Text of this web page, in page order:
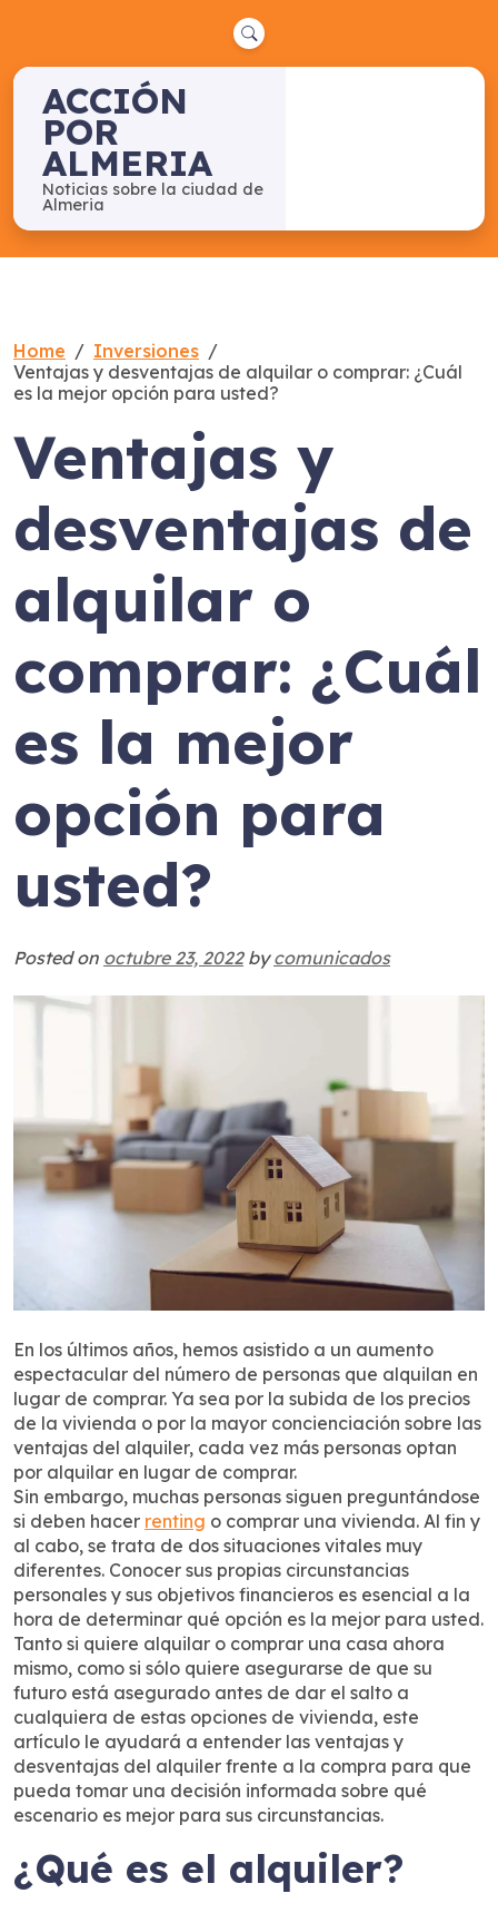
ACCIÓN
POR
ALMERIA
Noticias sobre la ciudad de
Almeria
Home
Inversiones
Ventajas y desventajas de alquilar o comprar: ¿Cuál
es la mejor opción para usted?
Ventajas y
desventajas de
alquilar o
comprar: ¿Cuál
es la mejor
opción para
usted?
Posted on octubre 23, 2022bycomunicados
En los últimos años, hemos asistido a un aumento
espectacular del número de personas que alquilan en
lugar de comprar. Ya sea por la subida de los precios
de la vivienda o por la mayor concienciación sobre las
ventajas del alquiler, cada vez más personas optan
por alquilar en lugar de comprar.
Sin embargo, muchas personas siguen preguntándose
si deben hacer renting o comprar una vivienda. Al fin y
al cabo, se trata de dos situaciones vitales muy
diferentes. Conocer sus propias circunstancias
personales y sus objetivos financieros es esencial a la
hora de determinar qué opción es la mejor para usted.
Tanto si quiere alquilar o comprar una casa ahora
mismo, como si sólo quiere asegurarse de que su
futuro está asegurado antes de dar el salto a
cualquiera de estas opciones de vivienda, este
artículo le ayudará a entender las ventajas y
desventajas del alquiler frente a la compra para que
pueda tomar una decisión informada sobre qué
escenario es mejor para sus circunstancias.
¿Qué es el alquiler?